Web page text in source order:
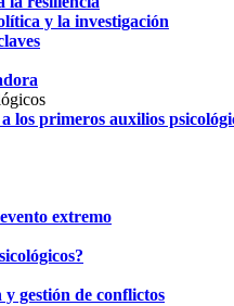
y la investigación
los primeros auxilios
extremo
gestión de conflictos